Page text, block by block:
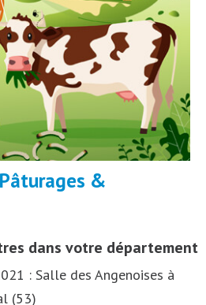
&
dans votre département
: Salle des Angenoises à
(53)